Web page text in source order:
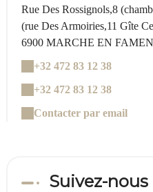
Rue Des Rossignols,8
(rue Des Armoiries,11 Gîte
6900 MARCHE EN
+32 472 83 12 38
+32 472 83 12 38
Contacter par email
Suivez-nous